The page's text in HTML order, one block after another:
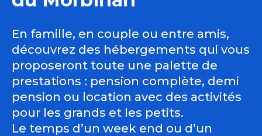
En famille, en couple ou entre amis,
découvrez des hébergements qui vous
proposeront toute une palette de
prestations : pension complète, demi
pension ou location avec des activités
pour les grands et les petits.
Le temps d’un week end ou d’un